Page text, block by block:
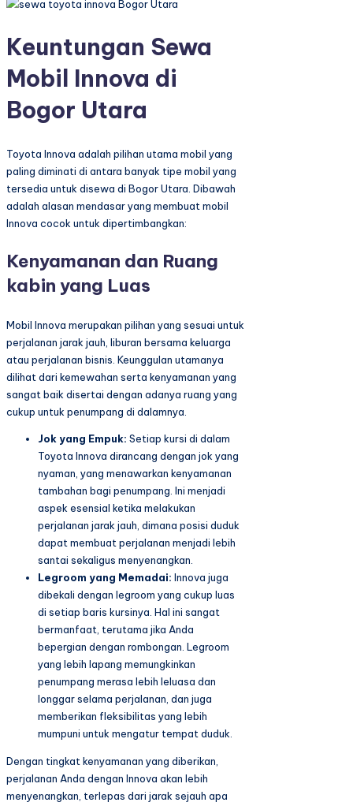
Keuntungan Sewa
Mobil Innova di
Bogor Utara
Toyota Innova adalah pilihan utama mobil yang
paling diminati di antara banyak tipe mobil yang
tersedia untuk disewa di Bogor Utara. Dibawah
adalah alasan mendasar yang membuat mobil
Innova cocok untuk dipertimbangkan:
Kenyamanan dan Ruang
kabin yang Luas
Mobil Innova merupakan pilihan yang sesuai untuk
perjalanan jarak jauh, liburan bersama keluarga
atau perjalanan bisnis. Keunggulan utamanya
dilihat dari kemewahan serta kenyamanan yang
sangat baik disertai dengan adanya ruang yang
cukup untuk penumpang di dalamnya.
Jok yang Empuk: Setiap kursi di dalam
Toyota Innova dirancang dengan jok yang
nyaman, yang menawarkan kenyamanan
tambahan bagi penumpang. Ini menjadi
aspek esensial ketika melakukan
perjalanan jarak jauh, dimana posisi duduk
dapat membuat perjalanan menjadi lebih
santai sekaligus menyenangkan.
Legroom yang Memadai: Innova juga
dibekali dengan legroom yang cukup luas
di setiap baris kursinya. Hal ini sangat
bermanfaat, terutama jika Anda
bepergian dengan rombongan. Legroom
yang lebih lapang memungkinkan
penumpang merasa lebih leluasa dan
longgar selama perjalanan, dan juga
memberikan fleksibilitas yang lebih
mumpuni untuk mengatur tempat duduk.
Dengan tingkat kenyamanan yang diberikan,
perjalanan Anda dengan Innova akan lebih
menyenangkan, terlepas dari jarak sejauh apa